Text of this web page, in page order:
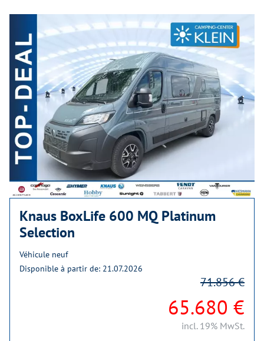
Knaus BoxLife 600 MQ Platinum
Selection
Véhicule neuf
Disponible à partir de: 21.07.2026
65.680 €
71.856 €
incl. 19% MwSt.